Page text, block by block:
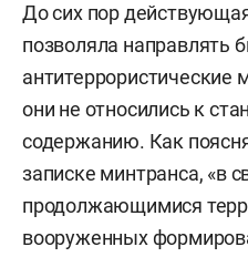
До сих пор
позволяла направлять
антитеррористические
они не относились к
содержанию. Как
записке минтранса, «в
продолжающимися
вооруженных